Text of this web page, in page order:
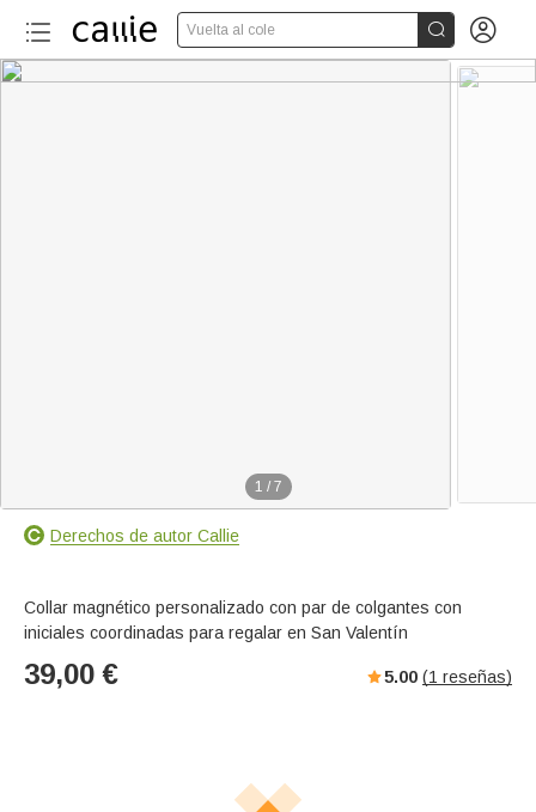
Vuelta al cole  
1 / 7
Derechos de autor Callie
Collar magnético personalizado con par de colgantes con
iniciales coordinadas para regalar en San Valentín
39,00 € 5.00 (1 reseñas)